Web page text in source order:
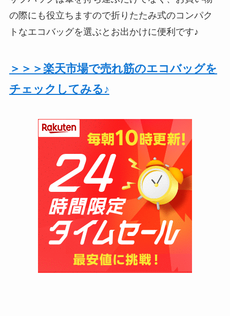
の際にも役立ちますので折りたたみ式のコンパク
トなエコバッグを選ぶとお出かけに便利です♪
＞＞＞楽天市場で売れ筋のエコバッグを
チェックしてみる♪